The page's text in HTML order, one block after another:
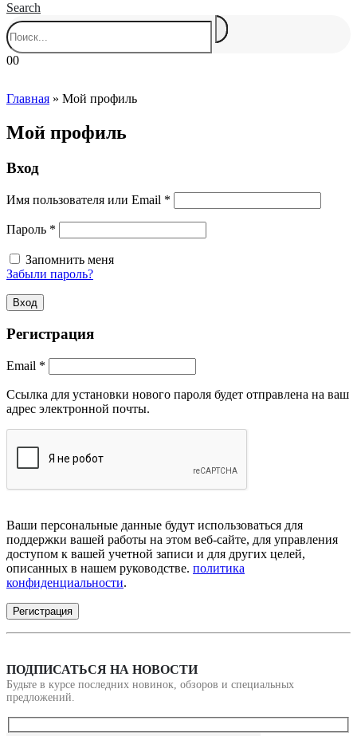
Search
00
Главная » Мой профиль
Мой профиль
Вход
Имя пользователя или Email *
Пароль *
Запомнить меня
Забыли пароль?
Вход
Регистрация
Email *
Ссылка для установки нового пароля будет отправлена ​​на ваш
адрес электронной почты.
Ваши персональные данные будут использоваться для
поддержки вашей работы на этом веб-сайте, для управления
доступом к вашей учетной записи и для других целей,
описанных в нашем руководстве. политика
конфиденциальности.
Регистрация
ПОДПИСАТЬСЯ НА НОВОСТИ
Будьте в курсе последних новинок, обзоров и специальных
предложений.